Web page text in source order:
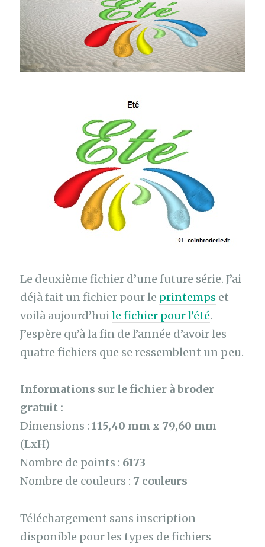
Le deuxième fichier d’une future série. J’ai
déjà fait un fichier pour le printemps et
voilà aujourd’huile fichier pour l’été.
J’espère qu’à la fin de l’année d’avoir les
quatre fichiers que se ressemblent un peu.
Informations sur le fichier à broder
gratuit :
Dimensions :115,40 mm x 79,60 mm
(LxH)
Nombre de points : 6173
Nombre de couleurs : 7 couleurs
Téléchargement sans inscription
disponible pour les types de fichiers